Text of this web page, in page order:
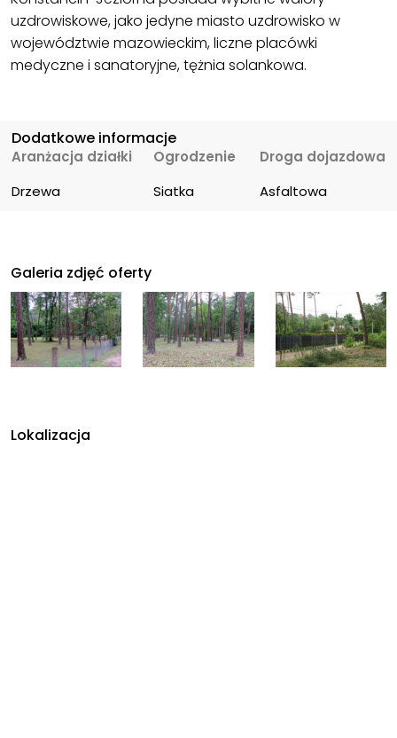
uzdrowiskowe, jako jedyne miasto uzdrowisko w
województwie mazowieckim, liczne placówki
medyczne i sanatoryjne, tężnia solankowa.
Dodatkowe informacje
Aranżacja działki
Drzewa
Ogrodzenie
Siatka
Droga dojazdowa
Asfaltowa
Galeria zdjęć oferty
Lokalizacja